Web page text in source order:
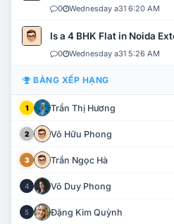
0 Wednesday a31 6:20 AM
Is a 4 BHK Flat in Noida
0 Wednesday a31 5:26 AM
BẢNG XẾP HẠNG
1 Trần Thị Hương
2 Võ Hữu Phong
3 Trần Ngọc Hà
4 Võ Duy Phong
5 Đặng Kim Quỳnh